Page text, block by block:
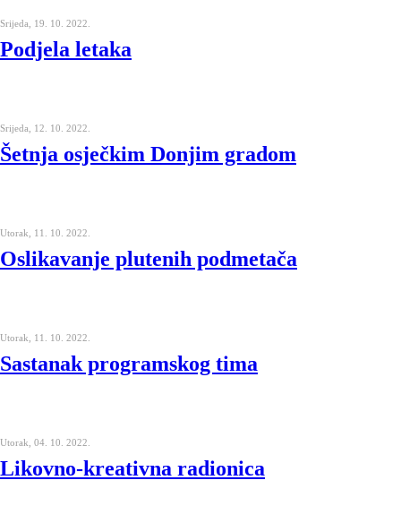
Srijeda, 19. 10. 2022.
Podjela letaka
Srijeda, 12. 10. 2022.
Šetnja osječkim Donjim gradom
Utorak, 11. 10. 2022.
Oslikavanje plutenih podmetača
Utorak, 11. 10. 2022.
Sastanak programskog tima
Utorak, 04. 10. 2022.
Likovno-kreativna radionica